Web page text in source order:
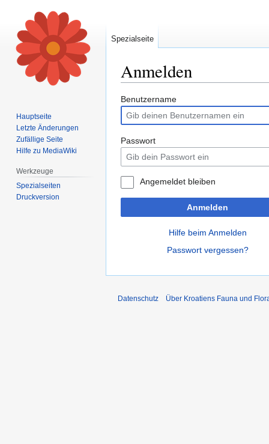
Anmelden
Zur
Navigation
springen
Zur
Suche
springen
Benutzername
Passwort
Angemeldet bleiben
Anmelden
Hilfe beim Anmelden
Passwort vergessen?
Spezialseite
Hauptseite
Letzte Änderungen
Zufällige Seite
Hilfe zu MediaWiki
Werkzeuge
Spezialseiten
Druckversion
Datenschutz Über Kroatiens Fauna und